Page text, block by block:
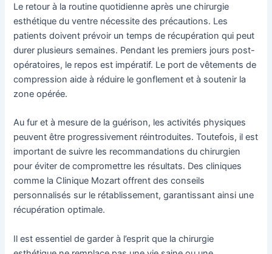
Le retour à la routine quotidienne après une chirurgie
esthétique du ventre nécessite des précautions. Les
patients doivent prévoir un temps de récupération qui peut
durer plusieurs semaines. Pendant les premiers jours post-
opératoires, le repos est impératif. Le port de vêtements de
compression aide à réduire le gonflement et à soutenir la
zone opérée.
Au fur et à mesure de la guérison, les activités physiques
peuvent être progressivement réintroduites. Toutefois, il est
important de suivre les recommandations du chirurgien
pour éviter de compromettre les résultats. Des cliniques
comme la Clinique Mozart offrent des conseils
personnalisés sur le rétablissement, garantissant ainsi une
récupération optimale.
Il est essentiel de garder à l’esprit que la chirurgie